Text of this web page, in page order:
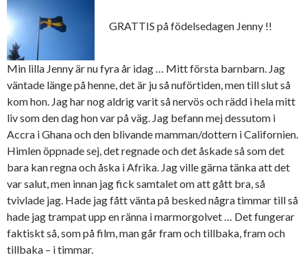
GRATTIS på födelsedagen Jenny !!
Min lilla Jenny är nu fyra år idag … Mitt första barnbarn. Jag
väntade länge på henne, det är ju så nuförtiden, men till slut så
kom hon. Jag har nog aldrig varit så nervös och rädd i hela mitt
liv som den dag hon var på väg. Jag befann mej dessutom i
Accra i Ghana och den blivande mamman/dottern i Californien.
Himlen öppnade sej, det regnade och det åskade så som det
bara kan regna och åska i Afrika. Jag ville gärna tänka att det
var salut, men innan jag fick samtalet om att gått bra, så
tvivlade jag. Hade jag fått vänta på besked några timmar till så
hade jag trampat upp en ränna i marmorgolvet … Det fungerar
faktiskt så, som på film, man går fram och tillbaka, fram och
tillbaka – i timmar.